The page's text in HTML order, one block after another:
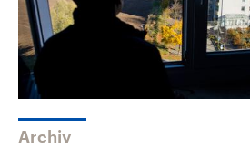
Archiv